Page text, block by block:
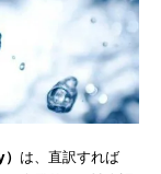
は、直訳すれば